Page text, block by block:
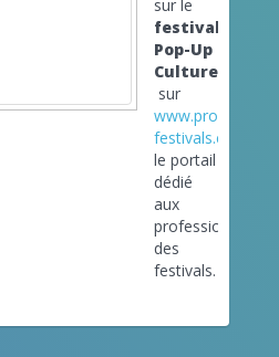
sur le
festival
Pop-Up
Culturel
sur
www.pro-
festivals.com
le portail
dédié
aux
professionnels
des
festivals.